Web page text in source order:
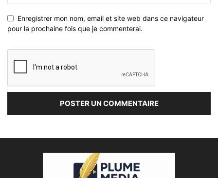
Enregistrer mon nom, email et site web dans ce navigateur
pour la prochaine fois que je commenterai.